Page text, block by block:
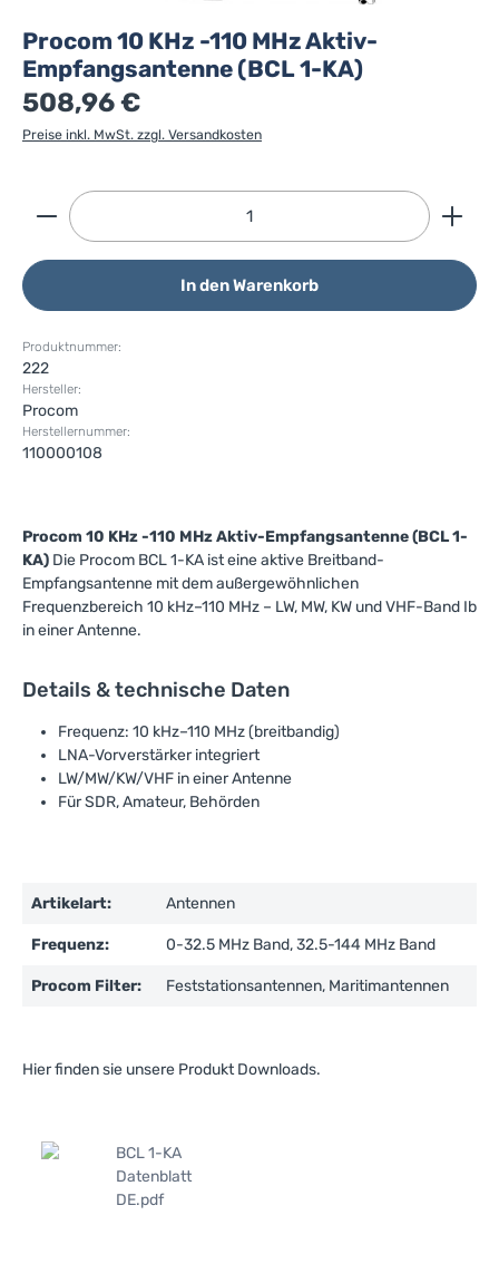
Procom 10 KHz -110 MHz Aktiv-
Empfangsantenne (BCL 1-KA)
508,96 €
Preise inkl. MwSt. zzgl. Versandkosten
Produkt Anzahl: Gib den gewünschten Wert ein
In den Warenkorb
Produktnummer:
222
Hersteller:
Procom
Herstellernummer:
110000108
Procom 10 KHz -110 MHz Aktiv-Empfangsantenne (BCL 1-
KA) Die Procom BCL 1-KA ist eine aktive Breitband-
Empfangsantenne mit dem außergewöhnlichen
Frequenzbereich 10 kHz–110 MHz – LW, MW, KW und VHF-Band Ib
in einer Antenne.
Details & technische Daten
Frequenz: 10 kHz–110 MHz (breitbandig)
LNA-Vorverstärker integriert
LW/MW/KW/VHF in einer Antenne
Für SDR, Amateur, Behörden
Artikelart: Antennen
Frequenz: 0-32.5 MHz Band, 32.5-144 MHz Band
Procom Filter: Feststationsantennen, Maritimantennen
Hier finden sie unsere Produkt Downloads.
BCL 1-KA
Datenblatt
DE.pdf